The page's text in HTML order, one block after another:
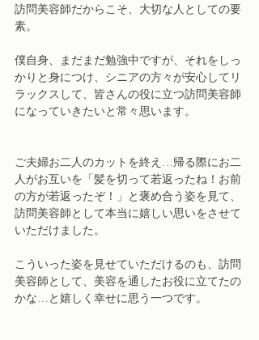
訪問美容師だからこそ、大切な人としての要
素。
僕自身、まだまだ勉強中ですが、それをしっ
かりと身につけ、シニアの方々が安心してリ
ラックスして、皆さんの役に立つ訪問美容師
になっていきたいと常々思います。
ご夫婦お二人のカットを終え…帰る際にお二
人がお互いを「髪を切って若返ったね！お前
の方が若返ったぞ！」と褒め合う姿を見て、
訪問美容師として本当に嬉しい思いをさせて
いただけました。
こういった姿を見せていただけるのも、訪問
美容師として、美容を通したお役に立てたの
かな…と嬉しく幸せに思う一つです。